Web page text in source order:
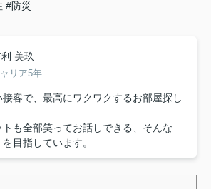
#防災
美玖
リア5年
接客で、最高にワクワクするお部屋探し
トも全部笑ってお話しできる、そんな
目指しています。